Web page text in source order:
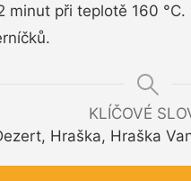
minut při teplotě 160
KLÍČOVÉ
Hraška, Hraška